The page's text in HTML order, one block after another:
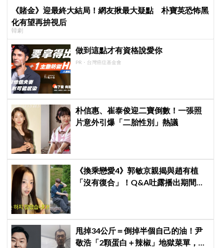
《賭金》迎最終大結局！網友揪最大疑點 朴寶英恐怖黑
化有望再拚視后
韓劇
做到這點才有資格說愛你
PR・台灣癌症基金會
朴信惠、崔泰俊迎二寶倒數！一張照
片意外引爆「二胎性別」熱議
《換乘戀愛4》郭敏京親揭與趙有植
「沒有復合」！Q&A吐露播出期間壓
甩掉34公斤＝倒掉半個自己的油！尹
敬浩「2顆蛋白＋辣椒」地獄菜單，你